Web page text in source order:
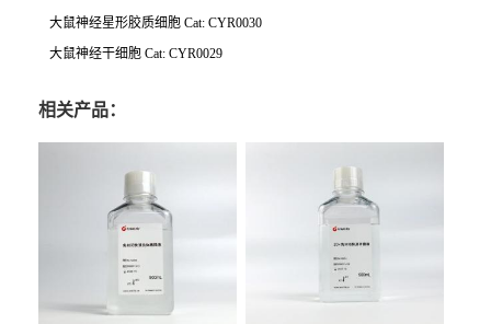
大鼠神经星形胶质细胞 Cat: CYR0030
大鼠神经干细胞 Cat: CYR0029
相关产品：